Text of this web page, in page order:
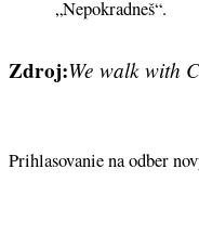
„Nepokradneš“.
Zdroj:We walk with
Prihlasovanie na odber